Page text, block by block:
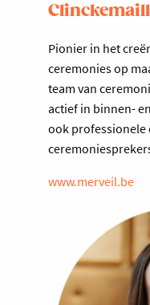
Pionier in het
ceremonies op
team van
actief in binnen-
ook
www.merveil.be